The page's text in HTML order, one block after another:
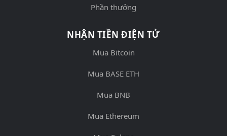
Phần thưởng
NHẬN TIỀN ĐIỆN TỬ
Mua Bitcoin
Mua BASE ETH
Mua BNB
Mua Ethereum